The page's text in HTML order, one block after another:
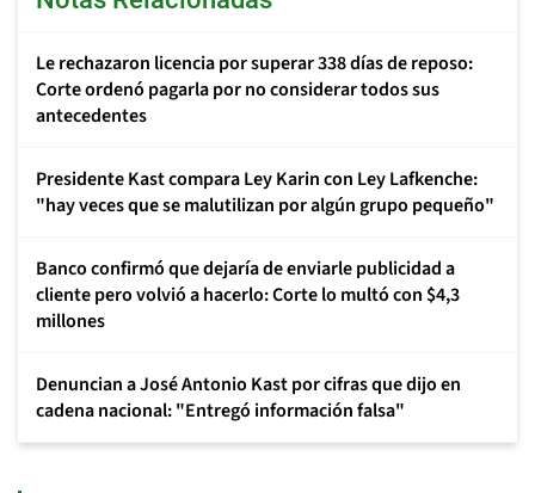
Le rechazaron licencia por superar 338 días de reposo:
Corte ordenó pagarla por no considerar todos sus
antecedentes
Presidente Kast compara Ley Karin con Ley Lafkenche:
"hay veces que se malutilizan por algún grupo pequeño"
Banco confirmó que dejaría de enviarle publicidad a
cliente pero volvió a hacerlo: Corte lo multó con $4,3
millones
Denuncian a José Antonio Kast por cifras que dijo en
cadena nacional: "Entregó información falsa"